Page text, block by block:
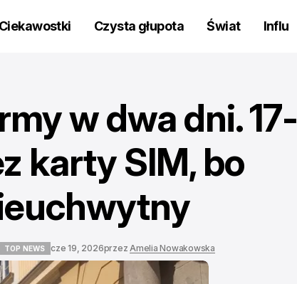
Ciekawostki Czysta głupota Świat Influ
w dwa dni. 17-
karty SIM, bo
TOP NEWS cze 19, 2026przez Amelia Nowakowska